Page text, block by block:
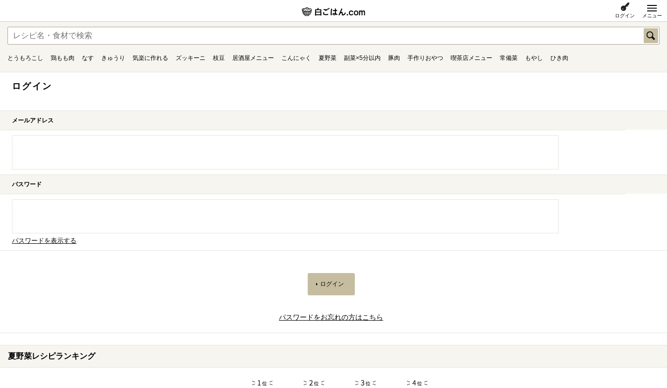
ログイン メニュー
とうもろこし 鶏もも肉 なす きゅうり 気楽に作れる ズッキーニ 枝豆 居酒屋メニュー こんにゃく 夏野菜 副菜×5分以内 豚肉 手作りおやつ 喫茶店メニュー 常備菜 もやし ひき肉
ログイン
メールアドレス
パスワード
パスワードを表示する
パスワードをお忘れの方はこちら
夏野菜レシピランキング